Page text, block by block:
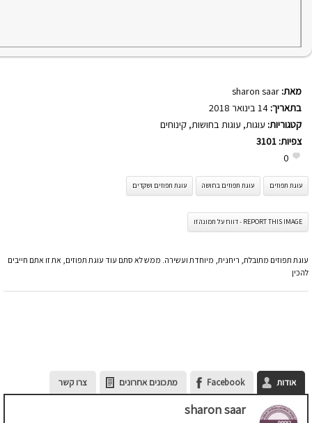
מאת: sharon saar
בתאריך:
קטגוריות: עוגות, עוגות בחושות, קינוחים
צפיות: 3101
0
עוגת תפוזים עוגת תפוזים בחושה עוגת תפוזים ושקדים
REPORT THIS IMAGE - דווח על תמונה זו
עוגת תפוזים מתובלת, ריחנית, מיוחדת ועשירה. ממש לא סתם עוד עוגת תפוזים, את זו אתם חייבים
להכין
אודות Facebook מתכונים אחרונים צרו קשר
sharon saar